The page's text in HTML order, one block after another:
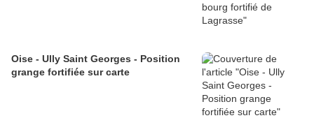
Oise - Ully Saint Georges - Position
grange fortifiée sur carte